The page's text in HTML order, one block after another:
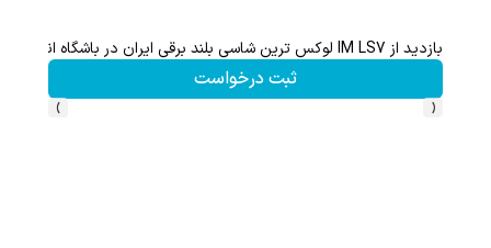
بازدید از IM LS7 لوکس ترین شاسی بلند برقی ایران در باشگاه انقلاب
ثبت درخواست
‹
›